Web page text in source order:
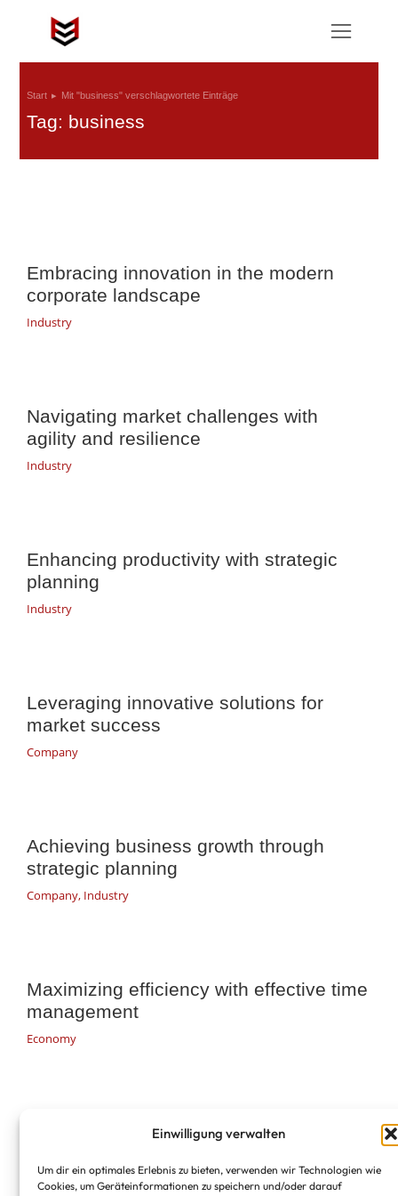
Einwilligung verwalten
Um dir ein optimales Erlebnis zu bieten, verwenden wir Technologien wie
Cookies, um Geräteinformationen zu speichern und/oder darauf
Sie befinden sich hier:
Start Mit "business" verschlagwortete Einträge
Tag: business
Embracing innovation in the modern
corporate landscape
Industry
Navigating market challenges with
agility and resilience
Industry
Enhancing productivity with strategic
planning
Industry
Leveraging innovative solutions for
market success
Company
Achieving business growth through
strategic planning
Company, Industry
Maximizing efficiency with effective time
management
Economy